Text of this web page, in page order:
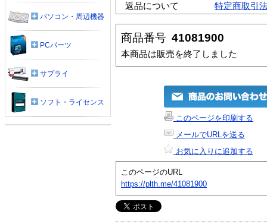
返品について
特定商取引
商品番号 41081900
本商品は販売を終了しました
このページを印刷する
メールでURLを送る
お気に入りに追加する
このページのURL
https://plth.me/41081900
パソコン・周辺機器
PCパーツ
サプライ
ソフト・ライセンス